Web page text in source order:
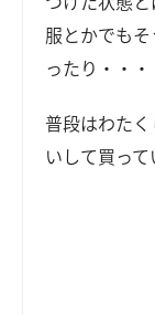
服とかでも
ったり・・・
普段はわた
いして買っ